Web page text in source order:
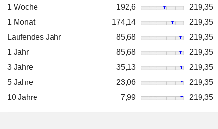
1 Woche 192,6
219,35
1 Monat
174,14
219,35
Laufendes Jahr
85,68
219,35
1 Jahr
85,68
219,35
3 Jahre
35,13
219,35
5 Jahre
23,06
219,35
10 Jahre
7,99 219,35